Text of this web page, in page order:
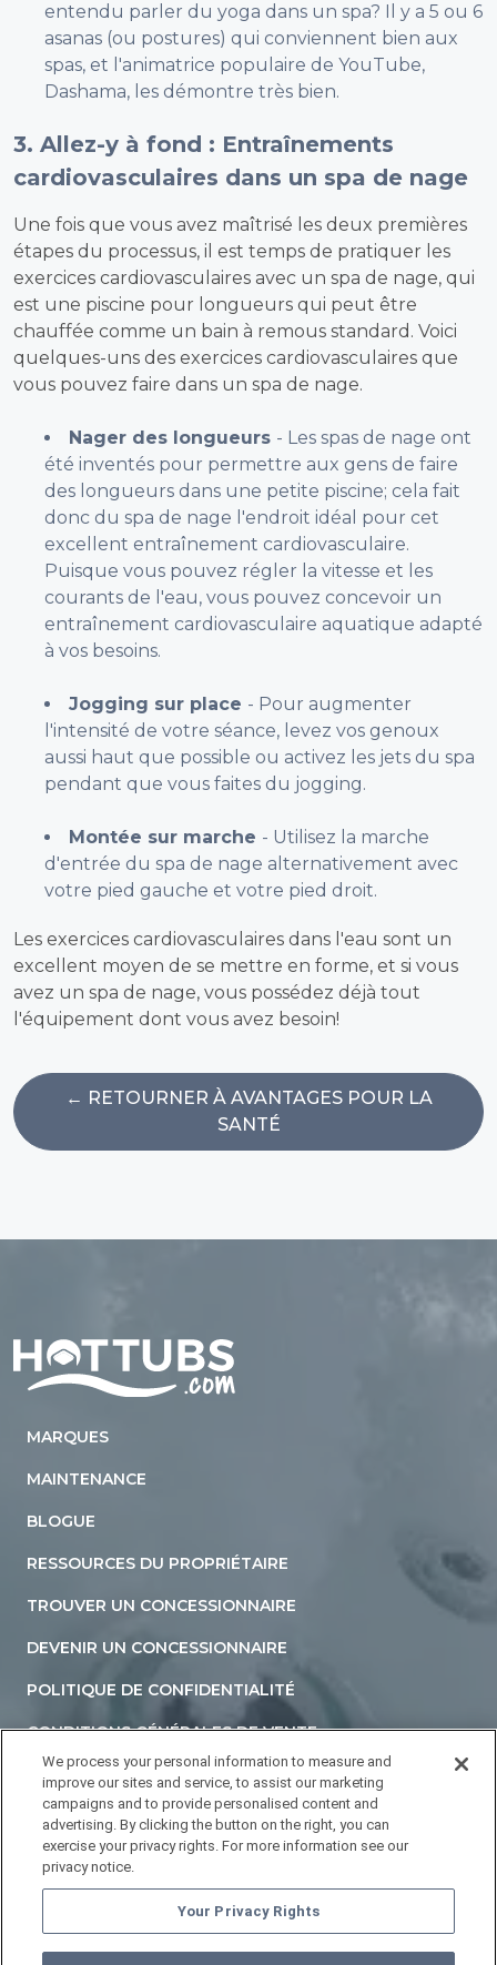
entendu parler du yoga dans un spa? Il y a 5 ou 6
asanas (ou postures) qui conviennent bien aux
spas, et l'animatrice populaire de YouTube,
Dashama, les démontre très bien.
3. Allez-y à fond : Entraînements
cardiovasculaires dans un spa de nage
Une fois que vous avez maîtrisé les deux premières
étapes du processus, il est temps de pratiquer les
exercices cardiovasculaires avec un spa de nage, qui
est une piscine pour longueurs qui peut être
chauffée comme un bain à remous standard. Voici
quelques-uns des exercices cardiovasculaires que
vous pouvez faire dans un spa de nage.
Nager des longueurs - Les spas de nage ont
été inventés pour permettre aux gens de faire
des longueurs dans une petite piscine; cela fait
donc du spa de nage l'endroit idéal pour cet
excellent entraînement cardiovasculaire.
Puisque vous pouvez régler la vitesse et les
courants de l'eau, vous pouvez concevoir un
entraînement cardiovasculaire aquatique adapté
à vos besoins.
Jogging sur place - Pour augmenter
l'intensité de votre séance, levez vos genoux
aussi haut que possible ou activez les jets du spa
pendant que vous faites du jogging.
Montée sur marche - Utilisez la marche
d'entrée du spa de nage alternativement avec
votre pied gauche et votre pied droit.
Les exercices cardiovasculaires dans l'eau sont un
excellent moyen de se mettre en forme, et si vous
avez un spa de nage, vous possédez déjà tout
l'équipement dont vous avez besoin!
← RETOURNER À AVANTAGES POUR LA
SANTÉ
MARQUES
MAINTENANCE
BLOGUE
RESSOURCES DU PROPRIÉTAIRE
TROUVER UN CONCESSIONNAIRE
DEVENIR UN CONCESSIONNAIRE
POLITIQUE DE CONFIDENTIALITÉ
CONDITIONS GÉNÉRALES DE VENTE
DÉCLARATION D'ACCESSIBILITÉ
NE PAS VENDRE NI PARTAGER MES INFORMATIONS
PERSONNELLES
YOUR PRIVACY RIGHTS
We process your personal information to measure and
improve our sites and service, to assist our marketing
campaigns and to provide personalised content and
advertising. By clicking the button on the right, you can
exercise your privacy rights. For more information see our
privacy notice.
Your Privacy Rights